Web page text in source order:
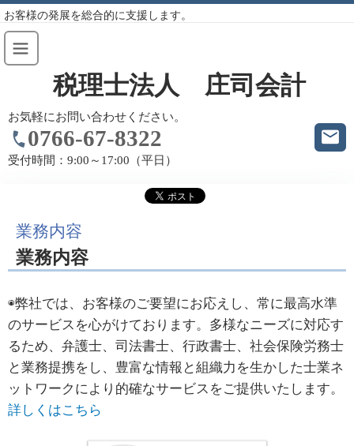
お客様の発展を総合的に支援します。
税理士法人 庄司会計
お気軽にお問い合わせください。
0766-67-8322
受付時間： 9:00～17:00（平日）
業務内容
業務内容
◉弊社では、お客様のご要望にお応えし、常に最高水準
のサービスを心がけております。多様なニーズに対応す
るため、弁護士、司法書士、行政書士、社会保険労務士
と業務提携をし、豊富な情報と組織力を生かした士業ネ
ットワークにより的確なサービスをご提供いたします。
詳しくはこちら